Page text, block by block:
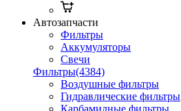
Автозапчасти
Фильтры
Аккумуляторы
Свечи
Фильтры(4384)
Воздушные фильтры
Гидравлические фильтры
Карбамидные фильтры